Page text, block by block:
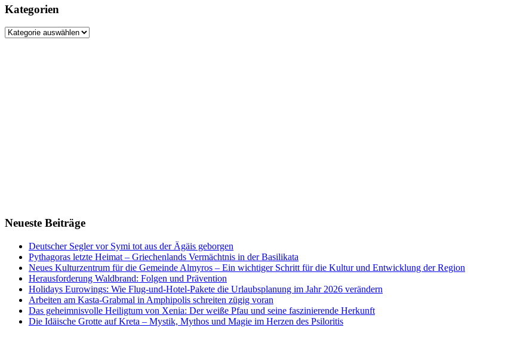
Kategorien
Kategorien
Neueste Beiträge
Deutscher Segler vor Symi tot aus der Ägäis geborgen
Pythagoras letzte Heimat – Griechenlands Vermächtnis in der Basilikata
Neues Kulturzentrum für die Gemeinde Almyros – Ein wichtiger Schritt für die Kultur und Entwicklung der Region
Herausforderung Waldbrand: Folgen und Prävention
Holidays Eurowings: Wie Flug-und-Hotel-Pakete die Urlaubsplanung im Jahr 2026 verändern
Arbeiten am Kasta-Grabmal in Amphipolis schreiten zügig voran
Das geheimnisvolle Heiligtum von Xenia: Der weiße Pfau und seine faszinierende Herkunft
Die Idäische Grotte auf Kreta – Mystik, Mythos und Magie im Herzen des Psiloritis